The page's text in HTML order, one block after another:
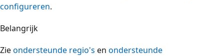
configureren.
Belangrijk
Zieondersteunde regio's en ondersteunde